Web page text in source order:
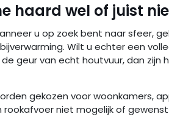
haard wel of juist
u op zoek bent naar sfeer,
Wilt u echter een
geur van echt houtvuur, dan
gekozen voor woonkamers,
niet mogelijk of